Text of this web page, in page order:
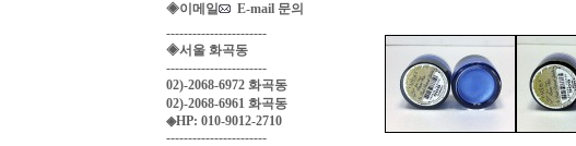
◈이메일
E-mail 문의
-----------------------
◈서울 화곡동
-----------------------
02)-2068-6972 화곡동
02)-2068-6961 화곡동
◈HP: 010-9012-2710
-----------------------